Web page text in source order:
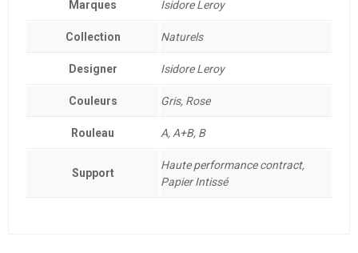
Marques Isidore Leroy
Collection Naturels
Designer Isidore Leroy
Couleurs Gris, Rose
Rouleau A, A+B, B
Support
Haute performance contract,
Papier Intissé